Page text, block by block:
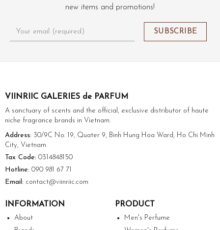
new items and promotions!
VIINRIIC GALERIES de PARFUM
A sanctuary of scents and the official, exclusive distributor of haute
niche fragrance brands in Vietnam.
Address: 30/9C No. 19, Quater 9, Binh Hung Hoa Ward, Ho Chi Minh
City, Vietnam
Tax Code: 0314848150
Hotline: 090 981 67 71
Email: contact@viinriic.com
INFORMATION
About
PRODUCT
Men's Perfume